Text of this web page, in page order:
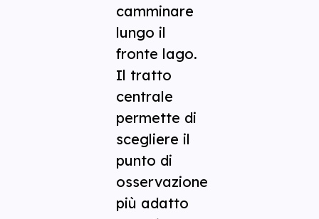
camminare
lungo il
fronte lago.
Il tratto
centrale
permette di
scegliere il
punto di
osservazione
più adatto